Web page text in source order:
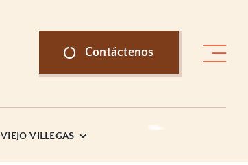
Contáctenos
VIEJO VILLEGAS